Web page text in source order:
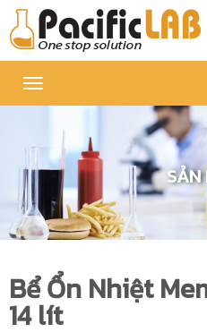
Toggle
navigation
SẢN
Bể Ổn Nhiệt
14 lít